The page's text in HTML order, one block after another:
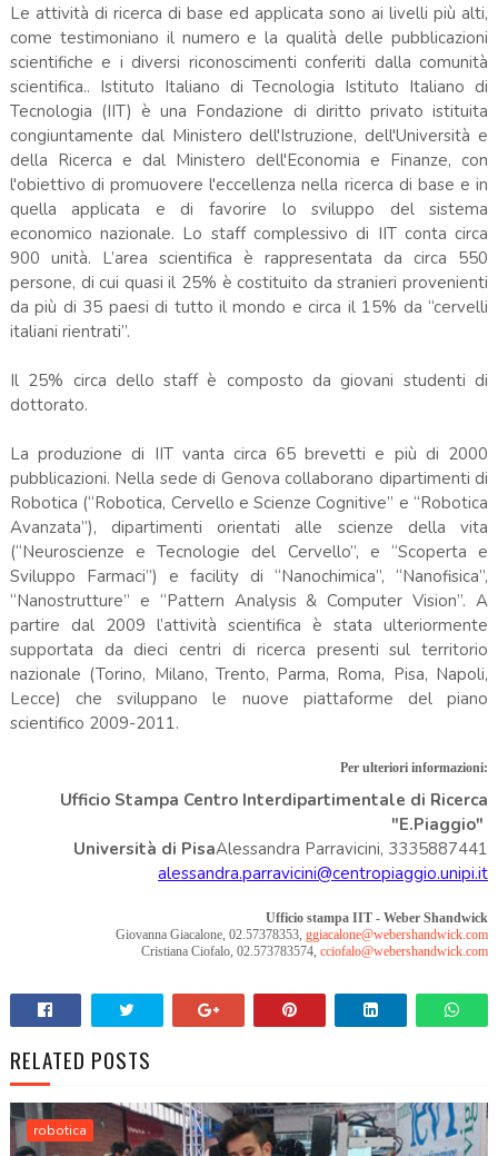
Le attività di ricerca di base ed applicata sono ai livelli più alti,
come testimoniano il numero e la qualità delle pubblicazioni
scientifiche e i diversi riconoscimenti conferiti dalla comunità
scientifica.. Istituto Italiano di Tecnologia Istituto Italiano di
Tecnologia (IIT) è una Fondazione di diritto privato istituita
congiuntamente dal Ministero dell'Istruzione, dell'Università e
della Ricerca e dal Ministero dell'Economia e Finanze, con
l'obiettivo di promuovere l'eccellenza nella ricerca di base e in
quella applicata e di favorire lo sviluppo del sistema
economico nazionale. Lo staff complessivo di IIT conta circa
900 unità. L’area scientifica è rappresentata da circa 550
persone, di cui quasi il 25% è costituito da stranieri provenienti
da più di 35 paesi di tutto il mondo e circa il 15% da “cervelli
italiani rientrati”.
Il 25% circa dello staff è composto da giovani studenti di
dottorato.
La produzione di IIT vanta circa 65 brevetti e più di 2000
pubblicazioni. Nella sede di Genova collaborano dipartimenti di
Robotica (“Robotica, Cervello e Scienze Cognitive” e “Robotica
Avanzata”), dipartimenti orientati alle scienze della vita
(“Neuroscienze e Tecnologie del Cervello”, e “Scoperta e
Sviluppo Farmaci”) e facility di “Nanochimica”, “Nanofisica”,
“Nanostrutture” e “Pattern Analysis & Computer Vision”. A
partire dal 2009 l’attività scientifica è stata ulteriormente
supportata da dieci centri di ricerca presenti sul territorio
nazionale (Torino, Milano, Trento, Parma, Roma, Pisa, Napoli,
Lecce) che sviluppano le nuove piattaforme del piano
scientifico 2009-2011.
Per ulteriori informazioni:
Ufficio Stampa Centro Interdipartimentale di Ricerca
"E.Piaggio"
Università di PisaAlessandra Parravicini, 3335887441
alessandra.parravicini@centropiaggio.unipi.it
Ufficio stampa IIT - Weber Shandwick
Giovanna Giacalone, 02.57378353,ggiacalone@webershandwick.com
Cristiana Ciofalo, 02.573783574,cciofalo@webershandwick.com
RELATED POSTS
robotica